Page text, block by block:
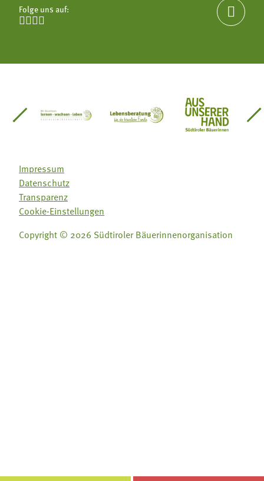
Folge uns auf:


Südtirol
Gärtnervereinigung
Sozialgenossenschaft Mit Bäuerinnen lernen -
Lebensberatung für dieAus unserer
Impressum
Datenschutz
Transparenz
Cookie-Einstellungen
Copyright © 2026 Südtiroler Bäuerinnenorganisation